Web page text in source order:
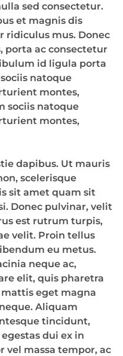
sed consectetur.
et magnis dis
ridiculus mus. Donec
porta ac consectetur
id ligula porta
natoque
montes,
sociis natoque
montes,
dapibus. Ut mauris
scelerisque
sit amet quam sit
Donec pulvinar, velit
est rutrum turpis,
velit. Proin tellus
eu metus.
neque ac,
elit, quis pharetra
eget magna
Aliquam
tincidunt,
dui ex in
massa tempor, ac